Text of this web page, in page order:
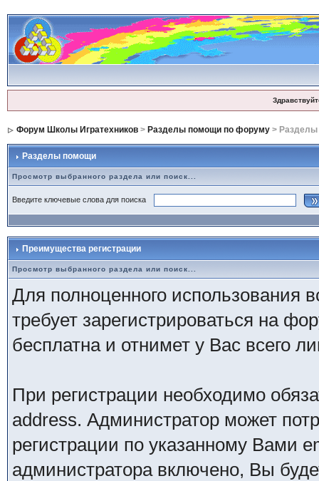
Форум Школы Игратехников> Разделы помощи по форуму>
Разделы помощи
Просмотр выбранного раздела или поиск...
Введите ключевые слова для поиска
Преимущества регистрации
Просмотр выбранного раздела или поиск...
Для полноценного использования
требует зарегистрироваться на
бесплатна и отнимет у Вас всего
При регистрации необходимо
address. Администратор может
регистрации по указанному Вами
администратора включено, Вы